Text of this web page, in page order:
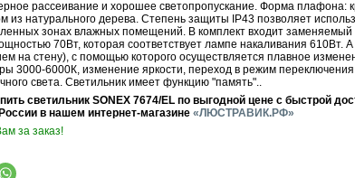
рассеивание и хорошее светопропускание. Форма плафона:
из натурального дерева. Степень защиты IP43 позволяет
зонах влажных помещений. В комплект входит заменяемый
70Вт, которая соответствует лампе накаливания 610Вт. А
на стену), с помощью которого осуществляется плавное
3000-6000К, изменение яркости, переход в режим переключения
света. Светильник имеет функцию "память"..
светильник SONEX 7674/EL по выгодной цене с быстрой
в нашем интернет-магазине «ЛЮСТРАВИК.РФ»
за заказ!